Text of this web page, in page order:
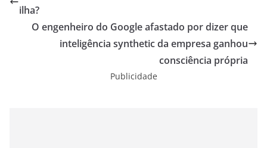
ilha?
O engenheiro do Google afastado por dizer que
inteligência synthetic da empresa ganhou
consciência própria
Publicidade